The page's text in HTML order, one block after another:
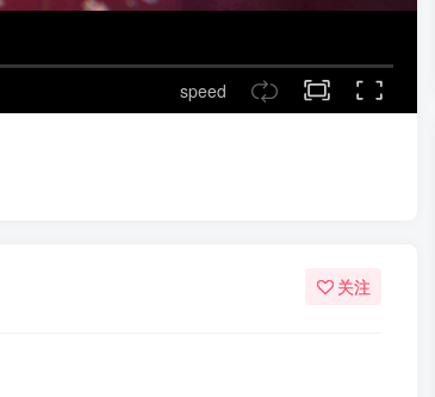
speed
关注